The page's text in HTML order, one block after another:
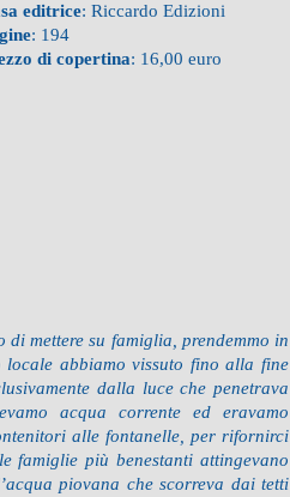
editrice: Riccardo Edizioni
: 194
di copertina: 16,00 euro
di mettere su famiglia, prendemmo in
abbiamo vissuto fino alla fine
dalla luce che penetrava
acqua corrente ed eravamo
alle fontanelle, per rifornirci
famiglie più benestanti attingevano
piovana che scorreva dai tetti